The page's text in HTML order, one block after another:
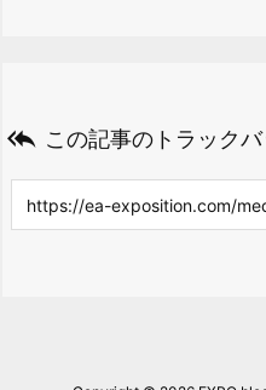
 この記事のトラック